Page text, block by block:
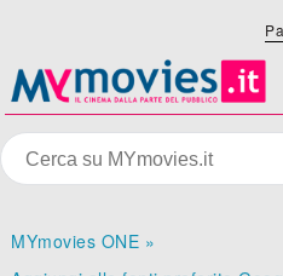
MYmovies ONE »